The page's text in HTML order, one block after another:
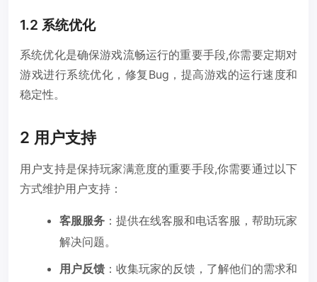
1.2 系统优化
系统优化是确保游戏流畅运行的重要手段,你需要定期对
游戏进行系统优化，修复Bug，提高游戏的运行速度和
稳定性。
2 用户支持
用户支持是保持玩家满意度的重要手段,你需要通过以下
方式维护用户支持：
客服服务 ：提供在线客服和电话客服，帮助玩家
解决问题。
用户反馈 ：收集玩家的反馈，了解他们的需求和